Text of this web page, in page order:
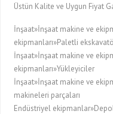
Üstün Kalite ve Uygun Fiyat
İnşaat»İnşaat makine ve
ekipmanları»Paletli
İnşaat»İnşaat makine ve
ekipmanları»Yükleyiciler
İnşaat»İnşaat makine ve
makineleri parçaları
Endüstriyel